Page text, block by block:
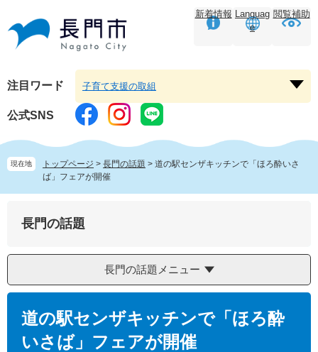
頭
す。
飛
し
本
文
へ
新着情報 Languag
e
閲覧補助
注目ワード
ー
子育て支援の取組
公式SNS
現在地 トップページ > 長門の話題 > 道の駅センザキッチンで「ほろ酔いさ
ば」フェアが開催
長門の話題
長門の話題メニュー
道の駅センザキッチンで「ほろ酔
いさば」フェアが開催